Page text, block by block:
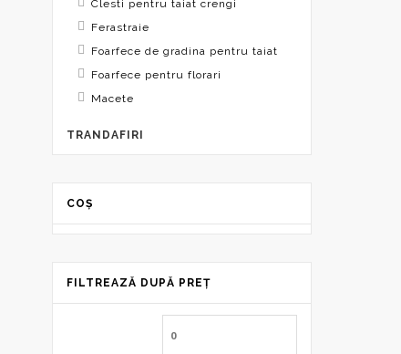
Clesti pentru taiat crengi
Ferastraie
Foarfece de gradina pentru taiat
Foarfece pentru florari
Macete
TRANDAFIRI
COȘ
FILTREAZĂ DUPĂ PREȚ